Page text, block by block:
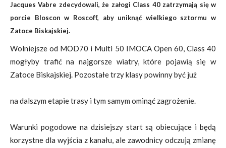
Jacques Vabre zdecydowali, że załogi Class 40 zatrzymają się w
porcie Bloscon w Roscoff, aby uniknąć wielkiego sztormu w
Zatoce Biskajskiej.
Wolniejsze od MOD70 i Multi 50 IMOCA Open 60, Class 40
mogłyby trafić na najgorsze wiatry, które pojawią się w
Zatoce Biskajskiej. Pozostałe trzy klasy powinny być już
na dalszym etapie trasy i tym samym ominąć zagrożenie.
Warunki pogodowe na dzisiejszy start są obiecujące i będą
korzystne dla wyjścia z kanału, ale zawodnicy odczują zmianę